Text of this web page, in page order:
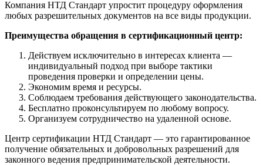
Компания НТД Стандарт упростит процедуру оформления
любых разрешительных документов на все виды продукции.
Преимущества обращения в сертификационный центр:
Действуем исключительно в интересах клиента —
индивидуальный подход при выборе тактики
проведения проверки и определении цены.
Экономим время и ресурсы.
Соблюдаем требования действующего законодательства.
Бесплатно проконсультируем по любому вопросу.
Организуем сотрудничество на удаленной основе.
Центр сертификации НТД Стандарт — это гарантированное
получение обязательных и добровольных разрешений для
законного ведения предпринимательской деятельности.